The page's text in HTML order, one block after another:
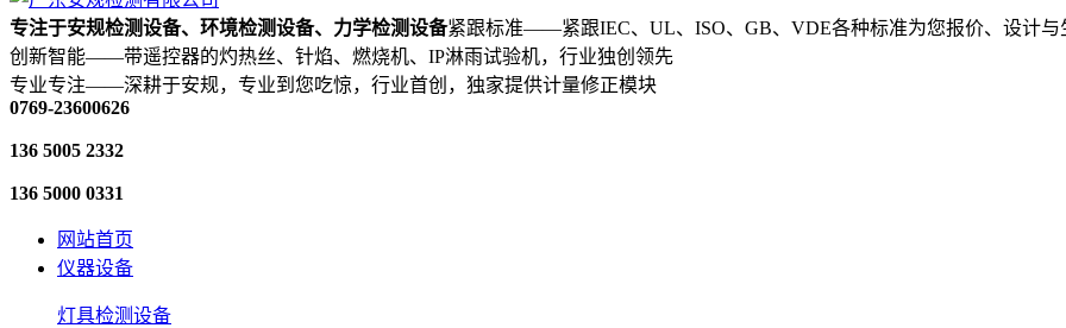
专注于安规检测设备、环境检测设备、力学检测设备紧跟标准——紧跟IEC、UL、ISO、GB、VDE各种标准为您报价、设计与
创新智能——带遥控器的灼热丝、针焰、燃烧机、IP淋雨试验机，行业独创领先
专业专注——深耕于安规，专业到您吃惊，行业首创，独家提供计量修正模块
0769-23600626
136 5005 2332
136 5000 0331
网站首页
仪器设备
灯具检测设备